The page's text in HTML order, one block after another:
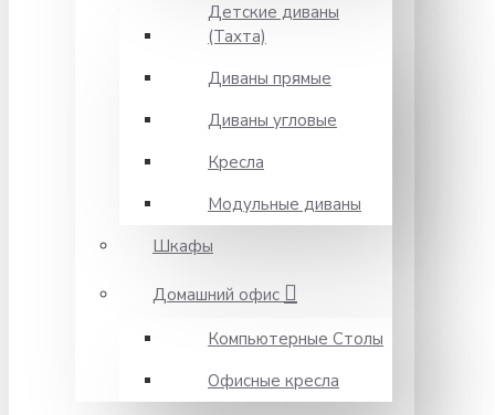
Детские диваны
(Тахта)
Диваны прямые
Диваны угловые
Кресла
Модульные диваны
Шкафы
Домашний офис
Компьютерные Столы
Офисные кресла